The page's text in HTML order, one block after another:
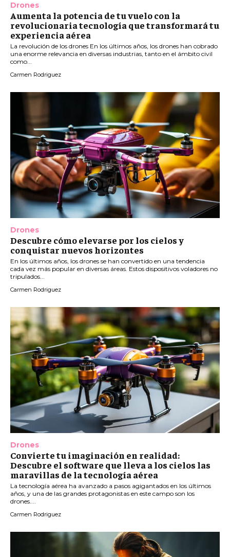
Drones
Aumenta la potencia de tu vuelo con la
revolucionaria tecnología que transformará tu
experiencia aérea
La revolución de los drones En los últimos años, los drones han cobrado
una enorme relevancia en diversas industrias, tanto en el ámbito civil
como...
Carmen Rodriguez
Drones
Descubre cómo elevarse por los cielos y
conquistar nuevos horizontes
En los últimos años, los drones se han convertido en una tendencia
cada vez más popular en diversas áreas. Estos dispositivos voladores no
tripulados...
Carmen Rodriguez
Drones
Convierte tu imaginación en realidad:
Descubre el software que lleva a los cielos las
maravillas de la tecnología aérea
La tecnología aérea ha avanzado a pasos agigantados en los últimos
años, y una de las grandes protagonistas en este campo son los
drones....
Carmen Rodriguez